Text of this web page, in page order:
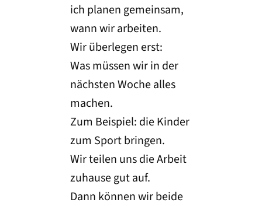
ich planen gemeinsam,
wann wir arbeiten.
Wir überlegen erst:
Was müssen wir in der
nächsten Woche alles
machen.
Zum Beispiel: die Kinder
zum Sport bringen.
Wir teilen uns die Arbeit
zuhause gut auf.
Dann können wir beide